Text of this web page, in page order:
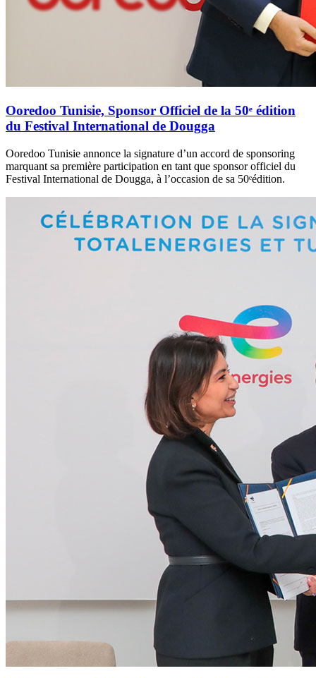
Ooredoo Tunisie, Sponsor Officiel de la 50ᵉ édition
du Festival International de Dougga
Ooredoo Tunisie annonce la signature d’un accord de sponsoring
marquant sa première participation en tant que sponsor officiel du
Festival International de Dougga, à l’occasion de sa 50ᵉédition.